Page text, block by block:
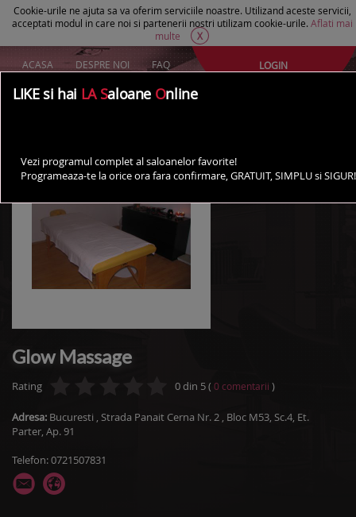
Cookie-urile ne ajuta sa va oferim serviciile noastre. Utilizand aceste servicii,
acceptati modul in care noi si partenerii nostri utilizam cookie-urile. Aflati mai
multe
X
ACASA DESPRE NOI FAQ
AI UN SALON?
LOGIN
Glow Massage
Rating 0din 5( 0 comentarii )
Adresa: Bucuresti , Strada Panait Cerna Nr. 2 , Bloc M53, Sc.4, Et.
Parter, Ap. 91
Telefon: 0721507831
LIKE si hai LA Saloane Online
Vezi programul complet al saloanelor favorite!
Programeaza-te la orice ora fara confirmare, GRATUIT, SIMPLU si SIGUR!